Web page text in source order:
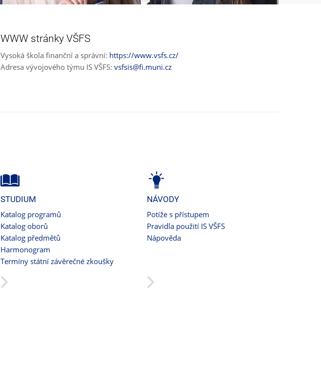
WWW stránky VŠFS
Vysoká škola finanční a správní: https://www.vsfs.cz/
Adresa vývojového týmu IS VŠFS: vsfsis@fi.muni.cz
STUDIUM
Katalog programů
Katalog oborů
Katalog předmětů
Harmonogram
Termíny státní závěrečné zkoušky
NÁVODY
Potíže s přístupem
Pravidla použití IS VŠFS
Nápověda